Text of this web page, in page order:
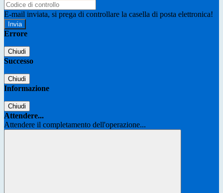
E-mail inviata, si prega di controllare la casella di posta elettronica!
Errore
Chiudi
Successo
Chiudi
Informazione
Chiudi
Attendere...
Attendere il completamento dell'operazione...